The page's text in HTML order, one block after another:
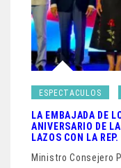
ESPECTACULOS
LA EMBAJADA DE
ANIVERSARIO DE
LAZOS CON LA
Ministro Consejero